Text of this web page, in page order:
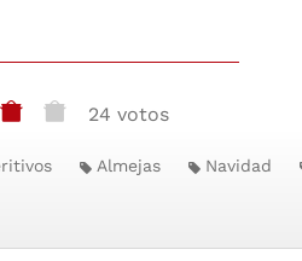
24 votos
Almejas Navidad